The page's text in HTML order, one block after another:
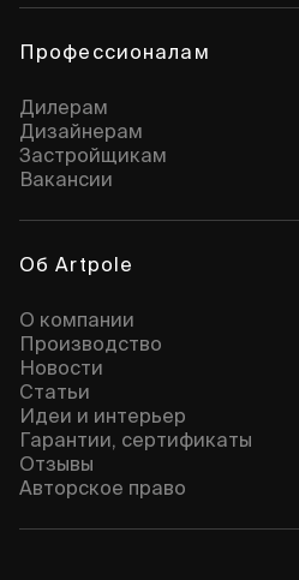
Профессионалам
Дилерам
Дизайнерам
Застройщикам
Вакансии
Об Artpole
О компании
Производство
Новости
Статьи
Идеи и интерьер
Гарантии, сертификаты
Отзывы
Авторское право